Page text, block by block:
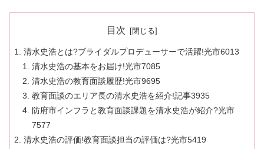
目次
清水史浩とは?ブライダルプロデューサーで活躍!光市6013
清水史浩の基本をお届け!光市7085
清水史浩の教育面談履歴!光市9695
教育面談のエリア長の清水史浩を紹介!記事3935
防府市インフラと教育面談課題を清水史浩が紹介?光市
7577
清水史浩の評価!教育面談担当の評価は?光市5419